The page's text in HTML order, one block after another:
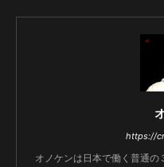
https://
オノケンは日本で働く普通